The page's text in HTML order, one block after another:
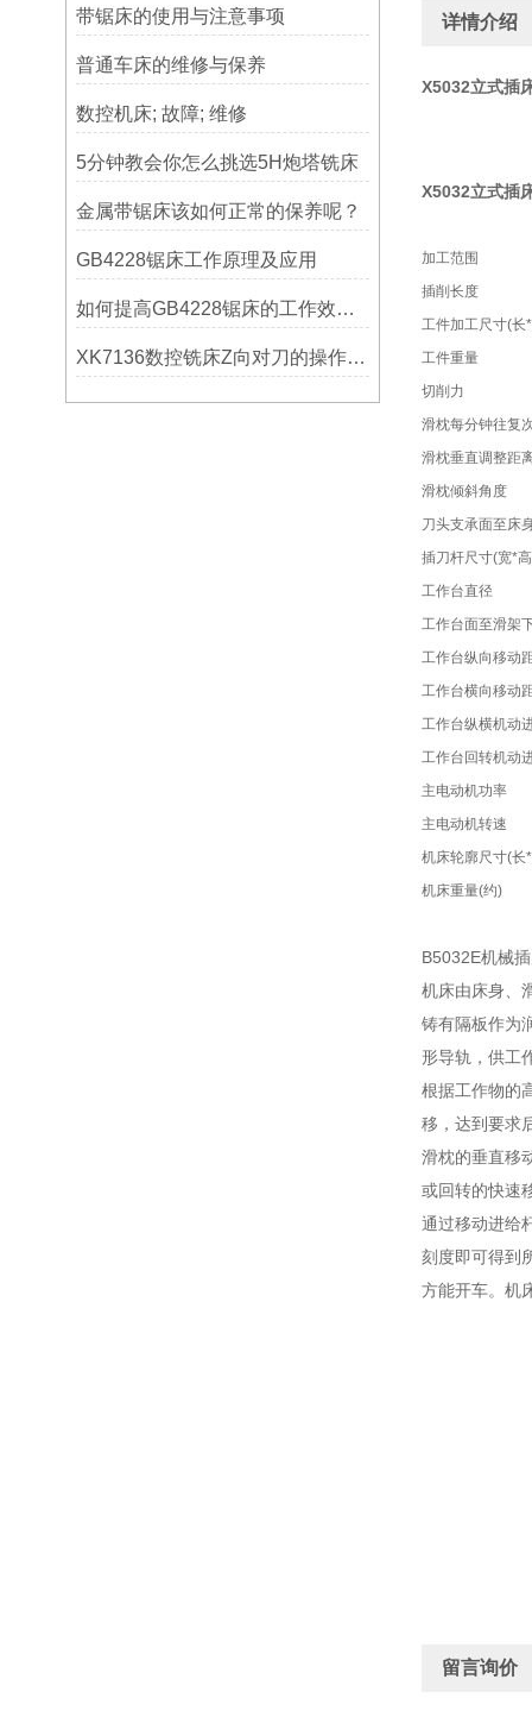
带锯床的使用与注意事项
普通车床的维修与保养
数控机床; 故障; 维修
5分钟教会你怎么挑选5H炮塔铣床
金属带锯床该如何正常的保养呢？
GB4228锯床工作原理及应用
如何提高GB4228锯床的工作效率？
XK7136数控铣床Z向对刀的操作方法
详情介绍
X5032立式插
X5032立式插
加工范围
插削长度
工件加工尺寸(长
工件重量
切削力
滑枕每分钟往复
滑枕垂直调整距
滑枕倾斜角度
刀头支承面至床
插刀杆尺寸(宽*
工作台直径
工作台面至滑架
工作台纵向移动
工作台横向移动
工作台纵横机动
工作台回转机动
主电动机功率
主电动机转速
机床轮廓尺寸(长
机床重量(约)
B5032E机械
机床由床身、
铸有隔板作为
形导轨，供工
根据工作物的
移，达到要求
滑枕的垂直移
或回转的快速
通过移动进给
刻度即可得到
方能开车。机
留言询价